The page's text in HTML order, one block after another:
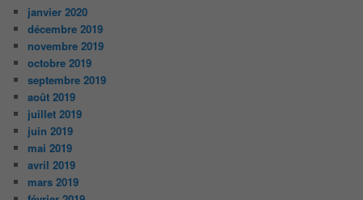
janvier 2020
décembre 2019
novembre 2019
octobre 2019
septembre 2019
août 2019
juillet 2019
juin 2019
mai 2019
avril 2019
mars 2019